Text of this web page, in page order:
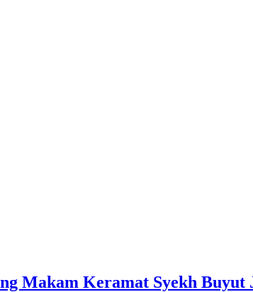
Makam Keramat Syekh Buyut